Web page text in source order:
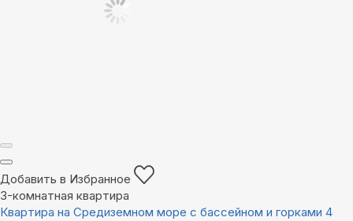
Добавить в Избранное
3-комнатная квартира
Квартира на Средиземном море с бассейном и горками 4